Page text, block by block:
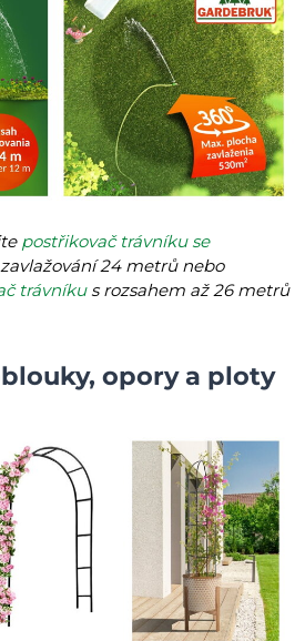
postřikovač trávníku se
24 metrů nebo
trávníkus rozsahem až 26 metrů
opory a ploty